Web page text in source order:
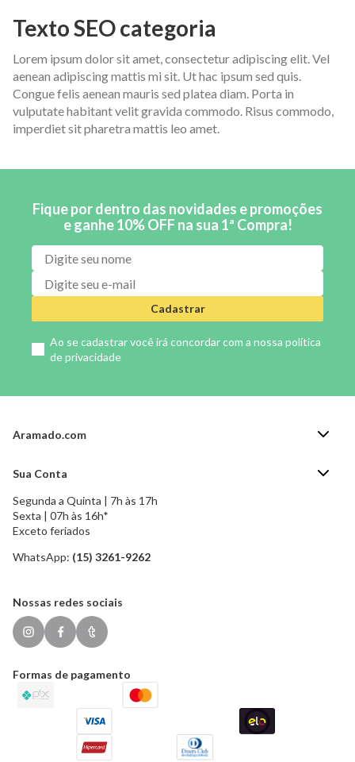
Texto SEO categoria
Lorem ipsum dolor sit amet, consectetur adipiscing elit. Vel
aenean adipiscing mattis mi sit. Ut hac ipsum sed quis.
Congue felis aenean mauris sed platea diam. Porta in
vulputate habitant velit gravida commodo. Risus commodo,
imperdiet sit pharetra mattis leo amet.
Fique por dentro das novidades e promoções
e ganhe 10% OFF na sua 1ª Compra!
Cadastrar
Ao se cadastrar você irá concordar com a nossa política
de privacidade
Aramado.com
Blog Aramado.com
Política de Privacidade
Política de Troca e Devolução
Política de Frete Grátis
Sua Conta
Minha Conta
Meus pedidos
Segunda a Quinta | 7h às 17h
Sexta | 07h às 16h*
Exceto feriados
WhatsApp: (15) 3261-9262
Nossas redes sociais
Formas de pagamento